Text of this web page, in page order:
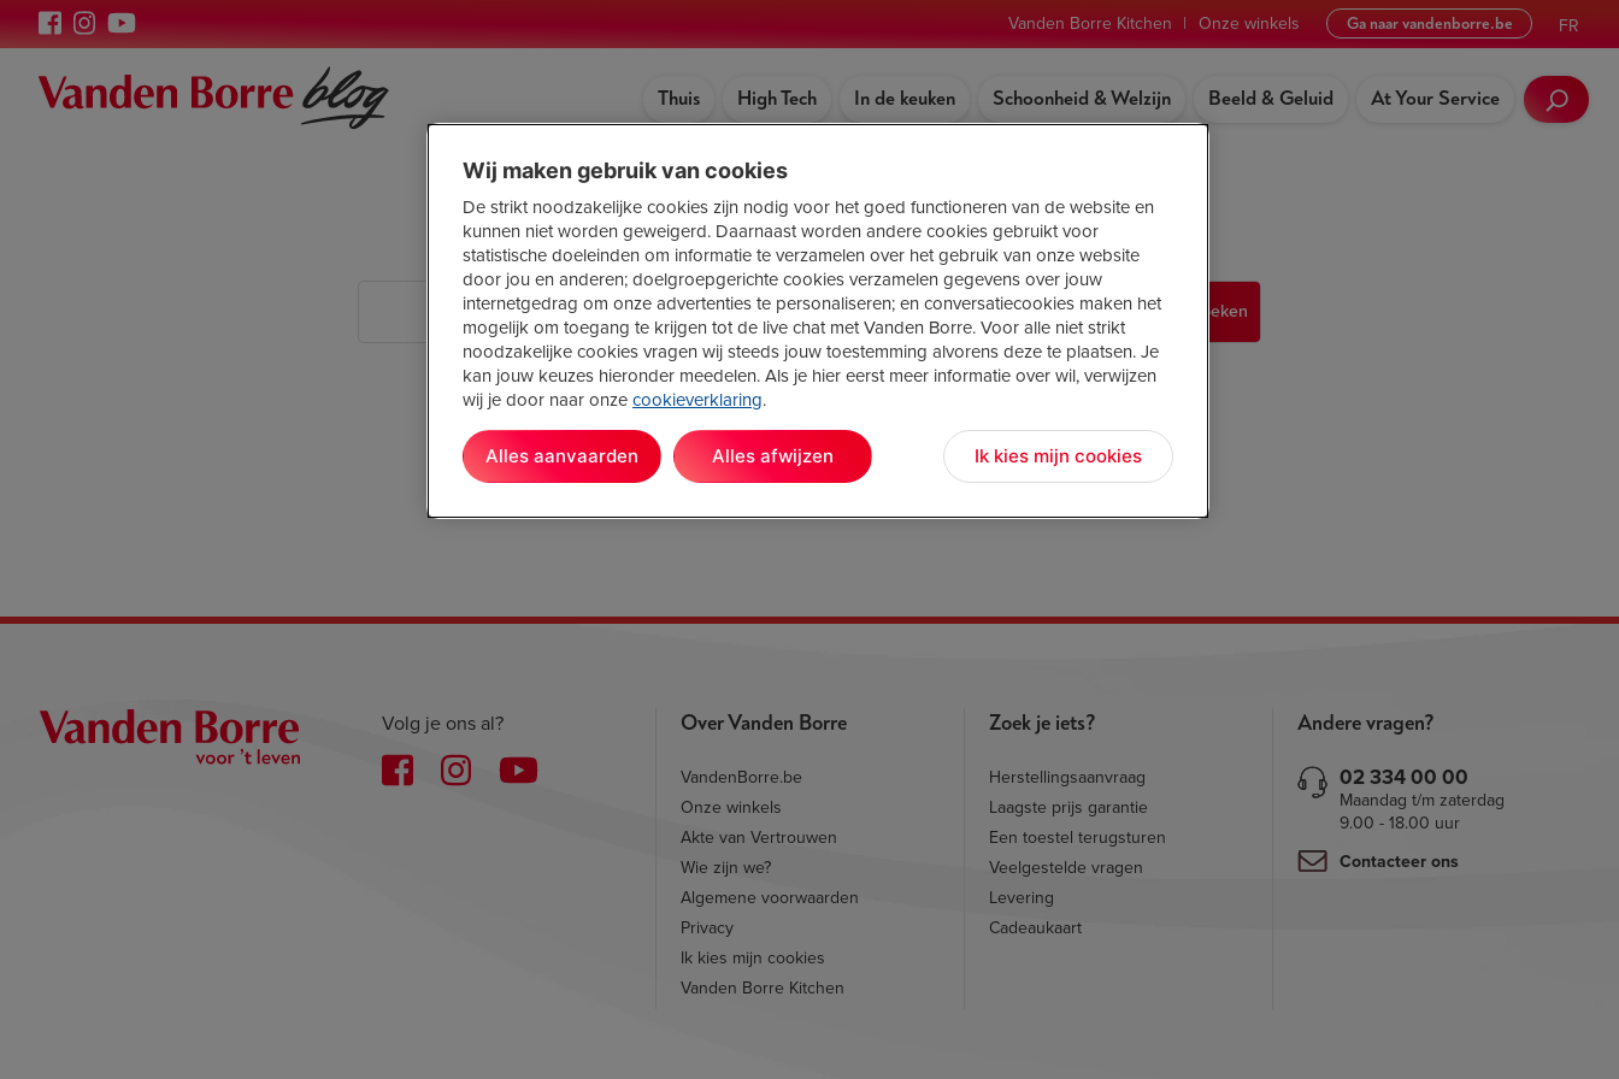
Vanden Borre Kitchen | Onze winkels Ga naar vandenborre.be FR
Thuis High Tech In de keuken Schoonheid & Welzijn Beeld & Geluid At Your Service
tablette
Voor jou getest: de tablet Lenovo Tab M11
28 februari
High Tech
Volg je ons al? Over Vanden Borre
VandenBorre.be
Onze winkels
Akte van Vertrouwen
Wie zijn we?
Algemene voorwaarden
Privacy
Ik kies mijn cookies
Vanden Borre Kitchen
Zoek je iets?
Herstellingsaanvraag
Laagste prijs garantie
Een toestel terugsturen
Veelgestelde vragen
Levering
Cadeaukaart
Andere vragen?
02 334 00 00
Maandag t/m zaterdag
9.00 - 18.00 uur
Contacteer ons
Wij maken gebruik van cookies
De strikt noodzakelijke cookies zijn nodig voor het goed functioneren van de website en
kunnen niet worden geweigerd. Daarnaast worden andere cookies gebruikt voor
statistische doeleinden om informatie te verzamelen over het gebruik van onze website
door jou en anderen; doelgroepgerichte cookies verzamelen gegevens over jouw
internetgedrag om onze advertenties te personaliseren; en conversatiecookies maken het
mogelijk om toegang te krijgen tot de live chat met Vanden Borre. Voor alle niet strikt
noodzakelijke cookies vragen wij steeds jouw toestemming alvorens deze te plaatsen. Je
kan jouw keuzes hieronder meedelen. Als je hier eerst meer informatie over wil, verwijzen
wij je door naar onzecookieverklaring.
Ik kies mijn cookies
Alles afwijzen
Alles aanvaarden